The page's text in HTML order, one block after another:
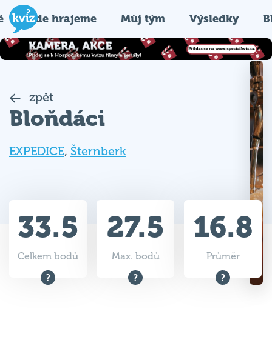
Kde hrajeme Můj tým Výsledky
zpět
Bloňdáci
EXPEDICE, Šternberk
33.5
Celkem bodů
27.5
Max. bodů
16.8
Průměr